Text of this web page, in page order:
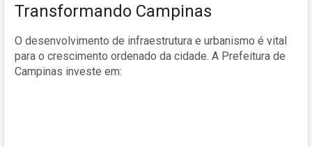
Transformando Campinas
O desenvolvimento de infraestrutura e urbanismo é vital
para o crescimento ordenado da cidade. A Prefeitura de
Campinas investe em: